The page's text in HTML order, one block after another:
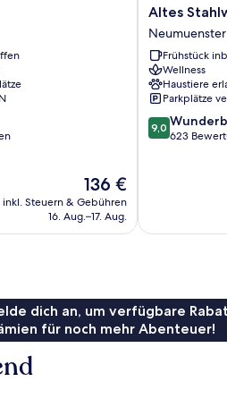
Der
Preis
beträgt
136 €
inkl. Steuern & Gebühren
16. Aug.–17. Aug.
Altes
Stahlwerk
Neumuenster
Altes
Neumuenster
Frühstück
Wellness
Haustiere
Parkplätze
9.0
von
9,0
623
dich an, um verfügbare
für noch mehr Abenteuer!